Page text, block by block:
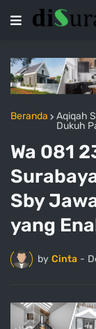
Beranda
Aqiqah
Dukuh
Wa 081
Sby
yang
by Cinta -